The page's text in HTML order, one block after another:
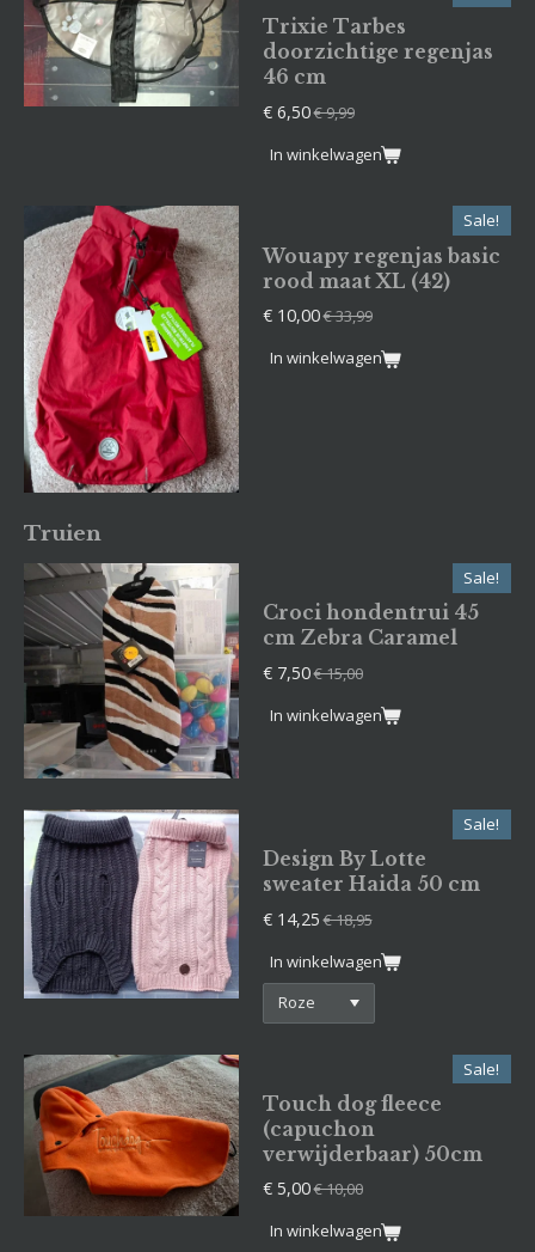
Trixie Tarbes
doorzichtige regenjas
46 cm
€ 6,50€ 9,99
In winkelwagen
Sale!
Wouapy regenjas basic
rood maat XL (42)
€ 10,00€ 33,99
In winkelwagen
Truien
Sale!
Croci hondentrui 45
cm Zebra Caramel
€ 7,50€ 15,00
In winkelwagen
Sale!
Design By Lotte
sweater Haida 50 cm
€ 14,25€ 18,95
In winkelwagen
Sale!
Touch dog fleece
(capuchon
verwijderbaar) 50cm
€ 5,00€ 10,00
In winkelwagen